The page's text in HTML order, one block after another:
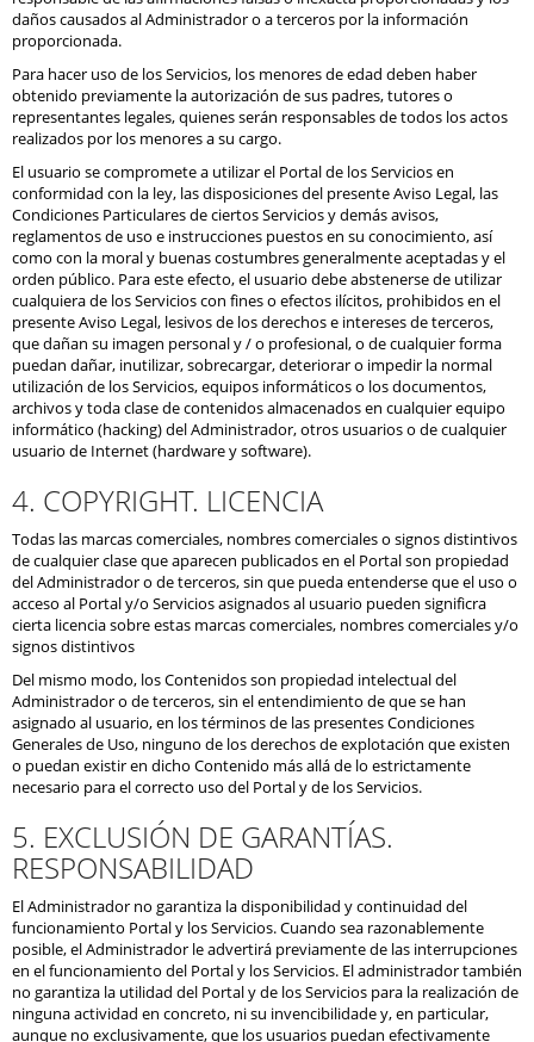
daños causados al Administrador o a terceros por la información
proporcionada.
Para hacer uso de los Servicios, los menores de edad deben haber
obtenido previamente la autorización de sus padres, tutores o
representantes legales, quienes serán responsables de todos los actos
realizados por los menores a su cargo.
El usuario se compromete a utilizar el Portal de los Servicios en
conformidad con la ley, las disposiciones del presente Aviso Legal, las
Condiciones Particulares de ciertos Servicios y demás avisos,
reglamentos de uso e instrucciones puestos en su conocimiento, así
como con la moral y buenas costumbres generalmente aceptadas y el
orden público. Para este efecto, el usuario debe abstenerse de utilizar
cualquiera de los Servicios con fines o efectos ilícitos, prohibidos en el
presente Aviso Legal, lesivos de los derechos e intereses de terceros,
que dañan su imagen personal y / o profesional, o de cualquier forma
puedan dañar, inutilizar, sobrecargar, deteriorar o impedir la normal
utilización de los Servicios, equipos informáticos o los documentos,
archivos y toda clase de contenidos almacenados en cualquier equipo
informático (hacking) del Administrador, otros usuarios o de cualquier
usuario de Internet (hardware y software).
4. COPYRIGHT. LICENCIA
Todas las marcas comerciales, nombres comerciales o signos distintivos
de cualquier clase que aparecen publicados en el Portal son propiedad
del Administrador o de terceros, sin que pueda entenderse que el uso o
acceso al Portal y/o Servicios asignados al usuario pueden significra
cierta licencia sobre estas marcas comerciales, nombres comerciales y/o
signos distintivos
Del mismo modo, los Contenidos son propiedad intelectual del
Administrador o de terceros, sin el entendimiento de que se han
asignado al usuario, en los términos de las presentes Condiciones
Generales de Uso, ninguno de los derechos de explotación que existen
o puedan existir en dicho Contenido más allá de lo estrictamente
necesario para el correcto uso del Portal y de los Servicios.
5. EXCLUSIÓN DE GARANTÍAS.
RESPONSABILIDAD
El Administrador no garantiza la disponibilidad y continuidad del
funcionamiento Portal y los Servicios. Cuando sea razonablemente
posible, el Administrador le advertirá previamente de las interrupciones
en el funcionamiento del Portal y los Servicios. El administrador también
no garantiza la utilidad del Portal y de los Servicios para la realización de
ninguna actividad en concreto, ni su invencibilidade y, en particular,
aunque no exclusivamente, que los usuarios puedan efectivamente